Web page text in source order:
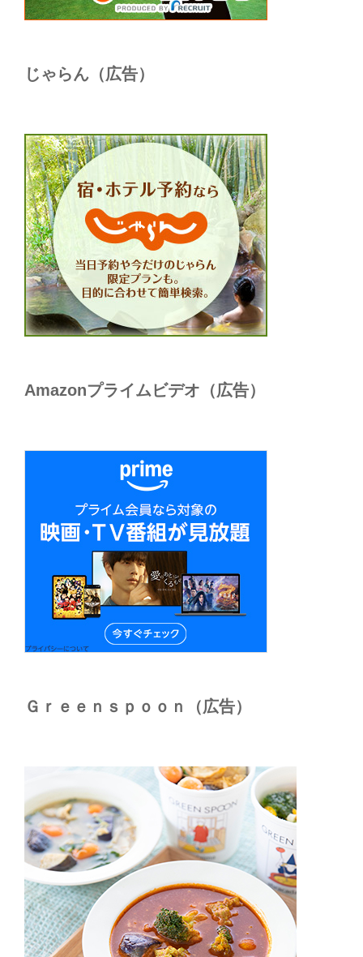
じゃらん（広告）
Amazonプライムビデオ（広告）
Ｇｒｅｅｎｓｐｏｏｎ（広告）